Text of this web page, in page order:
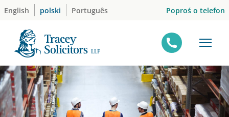
Skip
content
English polski Português Poproś o telefon